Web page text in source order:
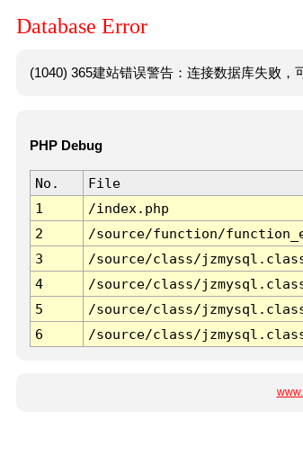
Database Error
(1040) 365建站错误警告：连接数据库失败，
PHP Debug
No. File
1
/index.php
2
/source/function/
3
/source/class/
4
/source/class/
5
/source/class/
6
/source/class/